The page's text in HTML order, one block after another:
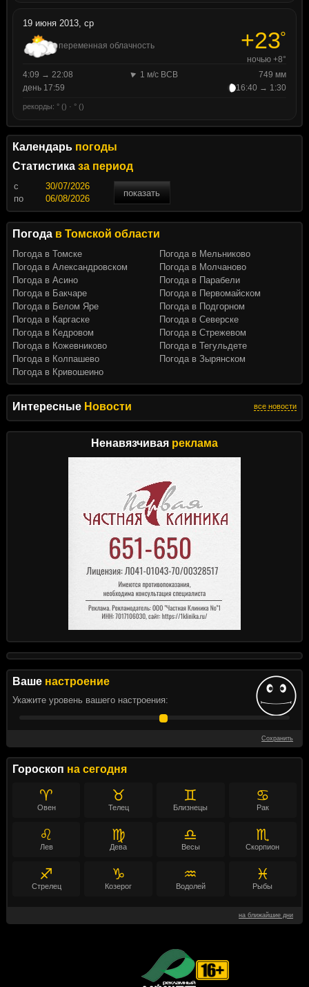
Интересные Новости все новости
Ненавязчивая реклама
Ваше настроение
Укажите уровень вашего настроения:
Сохранить
Гороскоп на сегодня
♈
Овен
♉
Телец
♊
Близнецы
♋
Рак
♌
Лев
♍
Дева
♎
Весы
♏
Скорпион
♐
Стрелец
♑
Козерог
♒
Водолей
♓
Рыбы
на ближайшие дни
19 июня 2013, ср
переменная облачность +23°
ночью +8°
4:09 → 22:08
1 м/с ВСВ
749 мм
день 17:59
16:40 → 1:30
рекорды: ° () · ° ()
Календарь погоды
Статистика за период
c
показать
по
Погода в Томской области
Погода в Томске
Погода в Александровском
Погода в Асино
Погода в Бакчаре
Погода в Белом Яре
Погода в Каргаске
Погода в Кедровом
Погода в Кожевниково
Погода в Колпашево
Погода в Кривошеино
Погода в Мельниково
Погода в Молчаново
Погода в Парабели
Погода в Первомайском
Погода в Подгорном
Погода в Северске
Погода в Стрежевом
Погода в Тегульдете
Погода в Зырянском